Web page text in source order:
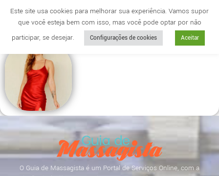
Cidade anuncie
O Guia de Massagista é um Portal de Serviços Online, com a
Este site usa cookies para melhorar sua experiência. Vamos supor
que você esteja bem com isso, mas você pode optar por não
participar, se desejar.
Configurações de cookies Aceitar